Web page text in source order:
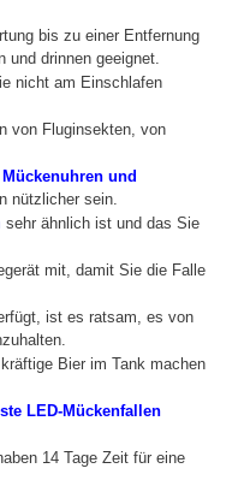
bis zu einer Entfernung
drinnen geeignet.
nicht am Einschlafen
von Fluginsekten, von
Mückenuhren und
nützlicher sein.
sehr ähnlich ist und das Sie
mit, damit Sie die Falle
ist es ratsam, es von
Bier im Tank machen
LED-Mückenfallen
14 Tage Zeit für eine